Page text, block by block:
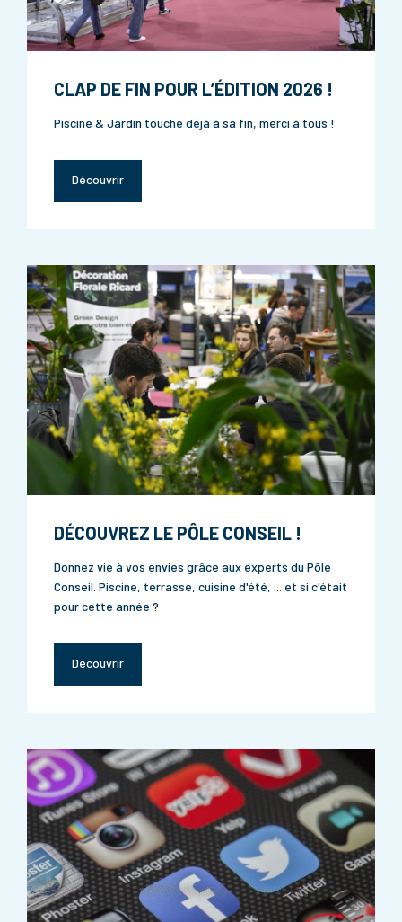
CLAP DE FIN POUR L’ÉDITION 2026 !
Piscine & Jardin touche déjà à sa fin, merci à tous !
Découvrir
DÉCOUVREZ LE PÔLE CONSEIL !
Donnez vie à vos envies grâce aux experts du Pôle
Conseil. Piscine, terrasse, cuisine d'été, ... et si c'était
pour cette année ?
Découvrir